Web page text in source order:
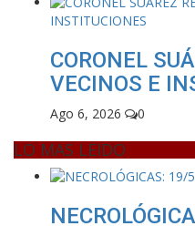
CORONEL
VECINOS E
Ago 6, 2026 0
LO MAS LEIDO